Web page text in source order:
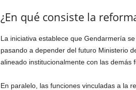
¿En qué consiste la
La iniciativa establece que Gendarmería
pasando a depender del futuro Ministerio
alineado institucionalmente con las demás
En paralelo, las funciones vinculadas a la